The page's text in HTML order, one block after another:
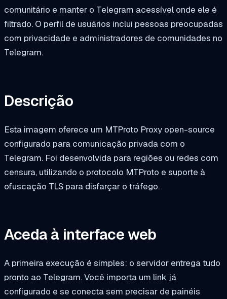
comunitário e manter o Telegram acessível onde ele é
filtrado. O perfil de usuários inclui pessoas preocupadas
com privacidade e administradores de comunidades no
Telegram.
Descrição
Esta imagem oferece um MTProto Proxy open-source
configurado para comunicação privada com o
Telegram. Foi desenvolvida para regiões ou redes com
censura, utilizando o protocolo MTProto e suporte à
ofuscação TLS para disfarçar o tráfego.
Aceda à interface web
A primeira execução é simples: o servidor entrega tudo
pronto ao Telegram. Você importa um link já
configurado e se conecta sem precisar de painéis